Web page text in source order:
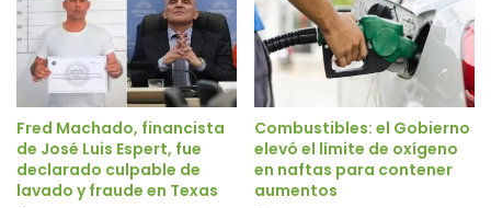
Fred Machado, financista
de José Luis Espert, fue
declarado culpable de
lavado y fraude en Texas
Combustibles: el Gobierno
elevó el límite de oxígeno
en naftas para contener
aumentos